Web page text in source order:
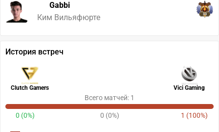
Gabbi
Ким Вильяфюрте
33
История встреч
Clutch Gamers Vici Gaming
Всего матчей: 1
0 (0%) 0 (0%) 1 (100%)